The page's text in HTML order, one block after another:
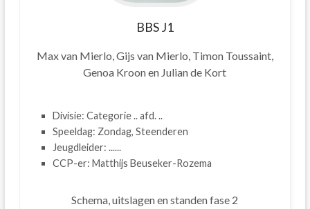
BBS J1
Max van Mierlo, Gijs van Mierlo, Timon Toussaint,
Genoa Kroon en Julian de Kort
Divisie: Categorie .. afd. ..
Speeldag: Zondag, Steenderen
Jeugdleider: ......
CCP-er: Matthijs Beuseker-Rozema
Schema, uitslagen en standen fase 2